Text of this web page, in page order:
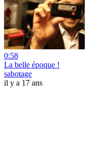
0:58
La belle époque !
sabotage
il y a 17 ans